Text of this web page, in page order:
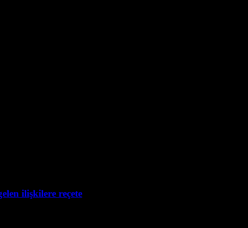
ilişkilere reçete